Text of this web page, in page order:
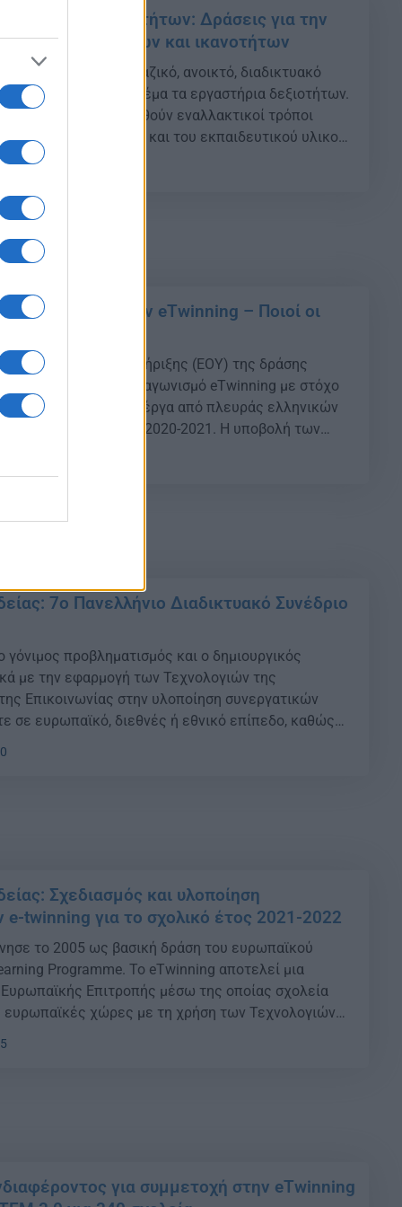
Δεξιοτήτων: Δράσεις για την
δεξιοτήτων και ικανοτήτων
στο πρώτο μαζικό, ανοικτό, διαδικτυακό
ΕΟΥ eTwinning με θέμα τα εργαστήρια δεξιοτήτων.
είναι να αναδειχθούν εναλλακτικοί τρόποι
των δράσεων και του εκπαιδευτικού υλικού
eTwinning κατά την εφαρμογή των
τους […]
έργων eTwinning – Ποιοί οι
Οργανισμός Υποστήριξης (ΕΟΥ) της δράσης
τον 16ο Εθνικό Διαγωνισμό eTwinning με στόχο
καλύτερα eTwinning έργα από πλευράς ελληνικών
για το σχολικό έτος 2020-2021. Η υποβολή των
126 συνολικά αιτήσεις σε όλες τις κατηγορίες. Η
7ο Πανελλήνιο Διαδικτυακό Συνέδριο
γόνιμος προβληματισμός και ο δημιουργικός
με την εφαρμογή των Τεχνολογιών της
Επικοινωνίας στην υλοποίηση συνεργατικών
σε ευρωπαϊκό, διεθνές ή εθνικό επίπεδο, καθώς
πρακτικές για την υλοποίηση τέτοιων προγραμμάτων
στη σύγχρονη σχολική πραγματικότητα και
Σχεδιασμός και υλοποίηση
twinning για το σχολικό έτος 2021-2022
το 2005 ως βασική δράση του ευρωπαϊκού
Programme. Το eTwinning αποτελεί μια
Επιτροπής μέσω της οποίας σχολεία
ευρωπαϊκές χώρες με τη χρήση των Τεχνολογιών
(ΤΠΕ) συνεργάζονται ώστε να
κοινωνικά και πολιτισμικά οφέλη. Το
για συμμετοχή στην eTwinning